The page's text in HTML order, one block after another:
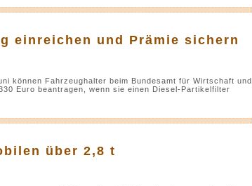
einreichen und Prämie sichern
können Fahrzeughalter beim Bundesamt für Wirtschaft und
Euro beantragen, wenn sie einen Diesel-Partikelfilter
über 2,8 t